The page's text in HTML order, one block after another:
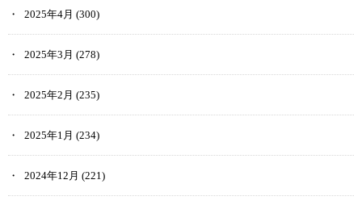
それぞれ確認していきましょう。
NFTを転売して稼ぐ
Coincheck NFTでは、オープンシーなど他のマーケットプレイス同
2025年4月 (300)
2025年3月 (278)
2025年2月 (235)
2025年1月 (234)
2024年12月 (221)